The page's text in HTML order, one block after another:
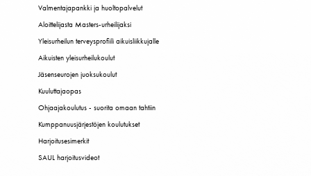
Valmentajapankki ja huoltopalvelut
Aloittelijasta Masters-urheilijaksi
Yleisurheilun terveysprofiili aikuisliikkujalle
Aikuisten yleisurheilukoulut
Jäsenseurojen juoksukoulut
Kuuluttajaopas
Ohjaajakoulutus - suorita omaan tahtiin
Kumppanuusjärjestöjen koulutukset
Harjoitusesimerkit
SAUL harjoitusvideot